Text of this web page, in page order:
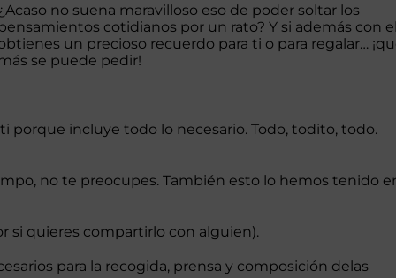
no suena maravilloso eso de poder soltar los
cotidianos por un rato? Y si además con
un precioso recuerdo para ti o para regalar…
se puede pedir!
ti porque incluye todo lo necesario. Todo, todito, todo.
no te preocupes. También esto lo hemos tenido
si quieres compartirlo con alguien).
para la recogida, prensa y composición delas